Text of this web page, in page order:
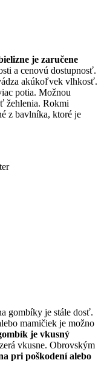
je zaručene
a cenovú dostupnosť.
akúkoľvek vlhkosť.
potia. Možnou
žehlenia. Rokmi
z bavlníka, ktoré je
gombíky je stále dosť.
mamičiek je možno
je vkusný
vkusne. Obrovským
pri poškodení alebo